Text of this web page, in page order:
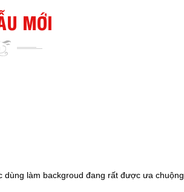
MỚI
dùng làm backgroud đang rất được ưa chuộng